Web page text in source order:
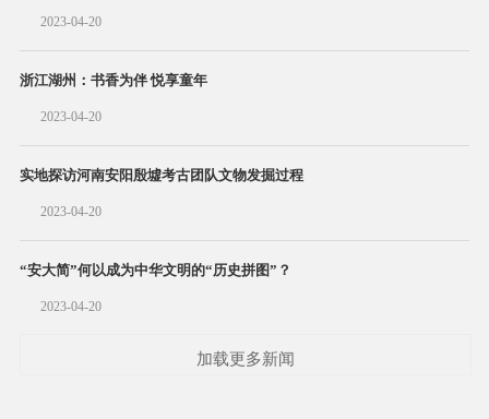
2023-04-20
浙江湖州：书香为伴 悦享童年
2023-04-20
实地探访河南安阳殷墟考古团队文物发掘过程
2023-04-20
“安大简”何以成为中华文明的“历史拼图”？
2023-04-20
加载更多新闻